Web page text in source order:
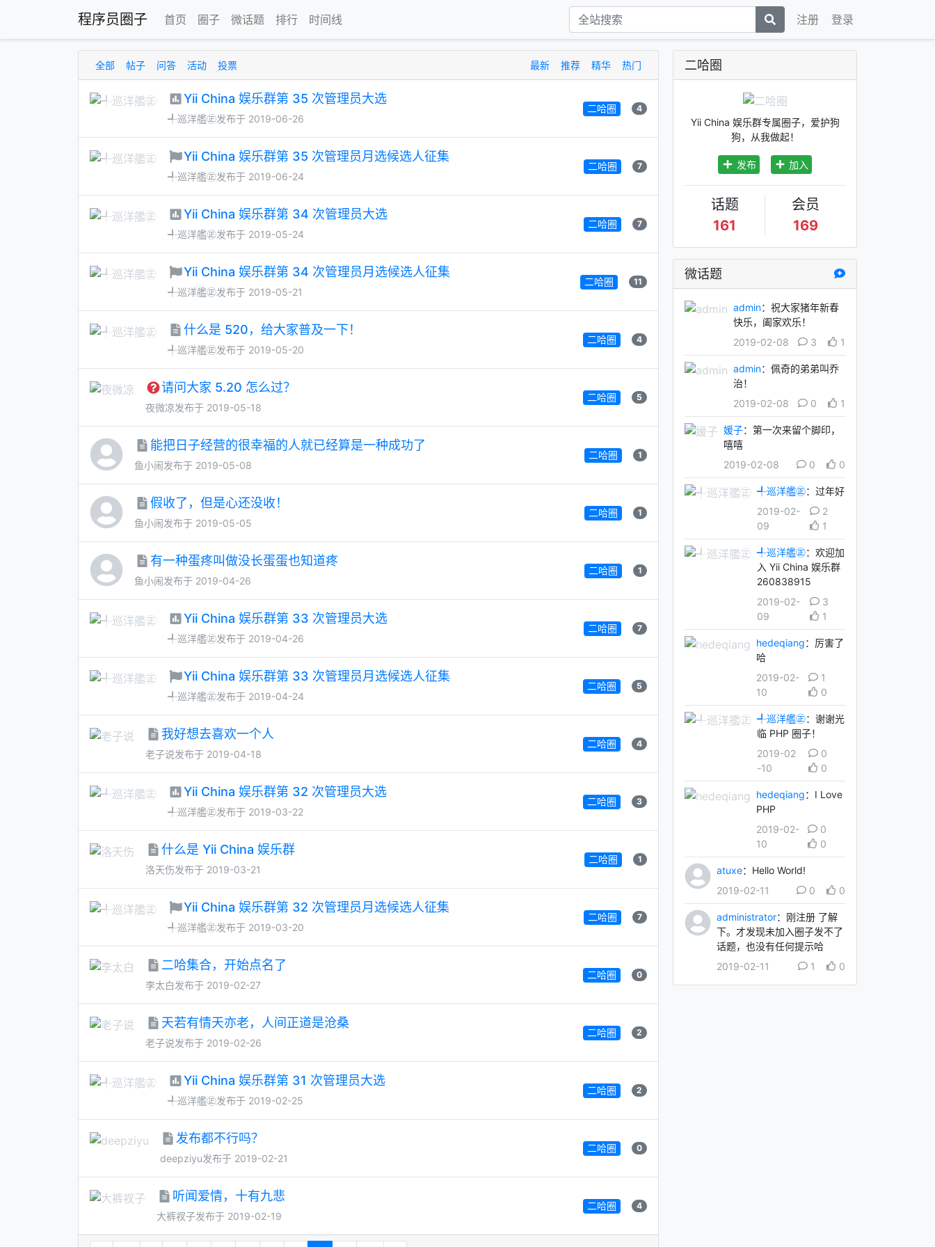
程序员圈子 首页 圈子 微话题 排行 时间线 注册 登录
全部 帖子 问答 活动 投票 最新 推荐 精华 热门
Yii China 娱乐群第 35 次管理员大选
╃巡洋艦㊣发布于 2019-06-26
二哈圈 4
Yii China 娱乐群第 35 次管理员月选候选人征集
╃巡洋艦㊣发布于 2019-06-24
二哈圈 7
Yii China 娱乐群第 34 次管理员大选
╃巡洋艦㊣发布于 2019-05-24
二哈圈 7
Yii China 娱乐群第 34 次管理员月选候选人征集
╃巡洋艦㊣发布于 2019-05-21
二哈圈 11
什么是 520，给大家普及一下！
╃巡洋艦㊣发布于 2019-05-20
二哈圈 4
请问大家 5.20 怎么过？
夜微凉发布于 2019-05-18
二哈圈 5
能把日子经营的很幸福的人就已经算是一种成功了
鱼小闹发布于 2019-05-08
二哈圈 1
假收了，但是心还没收！
鱼小闹发布于 2019-05-05
二哈圈 1
有一种蛋疼叫做没长蛋蛋也知道疼
鱼小闹发布于 2019-04-26
二哈圈 1
Yii China 娱乐群第 33 次管理员大选
╃巡洋艦㊣发布于 2019-04-26
二哈圈 7
Yii China 娱乐群第 33 次管理员月选候选人征集
╃巡洋艦㊣发布于 2019-04-24
二哈圈 5
我好想去喜欢一个人
老子说 发布于 2019-04-18
二哈圈 4
Yii China 娱乐群第 32 次管理员大选
╃巡洋艦㊣发布于 2019-03-22
二哈圈 3
什么是 Yii China 娱乐群
洛天伤发布于 2019-03-21
二哈圈 1
Yii China 娱乐群第 32 次管理员月选候选人征集
╃巡洋艦㊣发布于 2019-03-20
二哈圈 7
二哈集合，开始点名了
李太白 发布于 2019-02-27
二哈圈 0
天若有情天亦老，人间正道是沧桑
老子说 发布于 2019-02-26
二哈圈 2
Yii China 娱乐群第 31 次管理员大选
╃巡洋艦㊣发布于 2019-02-25
二哈圈 2
发布都不行吗？
deepziyu发布于 2019-02-21
二哈圈 0
听闻爱情，十有九悲
大裤衩子发布于 2019-02-19
二哈圈 4
二哈圈
Yii China 娱乐群专属圈子，爱护狗
狗，从我做起！
发布 加入
话题
161
会员
169
微话题
admin：祝大家猪年新春
快乐，阖家欢乐！
2019-02-08
3 1
admin：佩奇的弟弟叫乔
治！
2019-02-08
0 1
媛子：第一次来留个脚印，
嘻嘻
2019-02-08
0 0
╃巡洋艦㊣：过年好
2019-02-
09
2
1
╃巡洋艦㊣：欢迎加
入 Yii China 娱乐群
260838915
2019-02-
09
3
1
hedeqiang：厉害了
哈
2019-02-
10
1
0
╃巡洋艦㊣：谢谢光
临 PHP 圈子！
2019-02
-10
0
0
hedeqiang：I Love
PHP
2019-02-
10
0
0
atuxe：Hello World!
2019-02-11
0 0
administrator：刚注册 了解
下。才发现未加入圈子发不了
话题，也没有任何提示哈
2019-02-11
1 0